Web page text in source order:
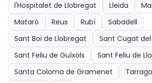
l'Hospitalet de Llobregat
Lleida
Mataró
Reus Rubí
Sabadell
Sant Boi de Llobregat
Sant Cugat del
Sant Feliu de Guíxols
Sant Feliu de
Santa Coloma de Gramenet